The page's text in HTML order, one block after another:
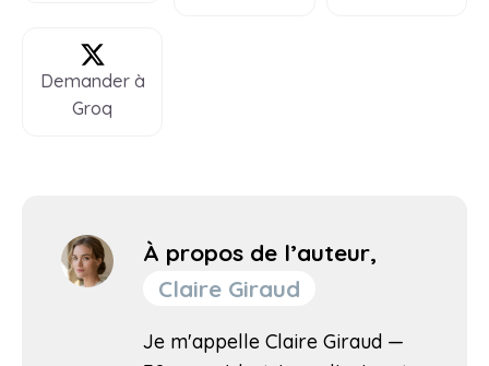
Demander à
Groq
À propos de l’auteur,
Claire Giraud
Je m'appelle Claire Giraud —